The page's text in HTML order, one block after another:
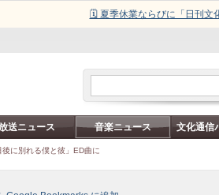
🗓️ 夏季休業ならびに「日刊文
送ニュース 音楽ニュース 文化通信
に別れる僕と彼」ED曲に